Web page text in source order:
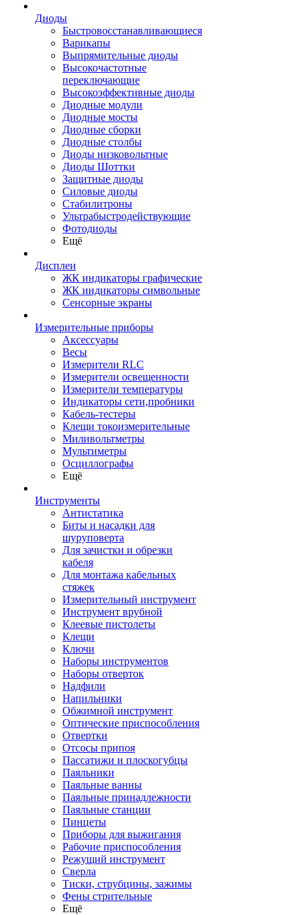
Диоды
Быстровосстанавливающиеся
Варикапы
Выпрямительные диоды
Высокочастотные
переключающие
Высокоэффективные диоды
Диодные модули
Диодные мосты
Диодные сборки
Диодные столбы
Диоды низковольтные
Диоды Шоттки
Защитные диоды
Силовые диоды
Стабилитроны
Ультрабыстродействующие
Фотодиоды
Ещё
Дисплеи
ЖК индикаторы графические
ЖК индикаторы символьные
Сенсорные экраны
Измерительные приборы
Аксессуары
Весы
Измерители RLC
Измерители освещенности
Измерители температуры
Индикаторы сети,пробники
Кабель-тестеры
Клещи токоизмерительные
Миливольтметры
Мультиметры
Осциллографы
Ещё
Инструменты
Антистатика
Биты и насадки для
шуруповерта
Для зачистки и обрезки
кабеля
Для монтажа кабельных
стяжек
Измерительный инструмент
Инструмент врубной
Клеевые пистолеты
Клещи
Ключи
Наборы инструментов
Наборы отверток
Надфили
Напильники
Обжимной инструмент
Оптические приспособления
Отвертки
Отсосы припоя
Пассатижи и плоскогубцы
Паяльники
Паяльные ванны
Паяльные принадлежности
Паяльные станции
Пинцеты
Приборы для выжигания
Рабочие приспособления
Режущий инструмент
Сверла
Тиски, струбцины, зажимы
Фены стрительные
Ещё